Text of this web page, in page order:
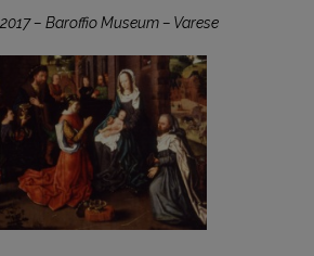
– Baroffio Museum – Varese